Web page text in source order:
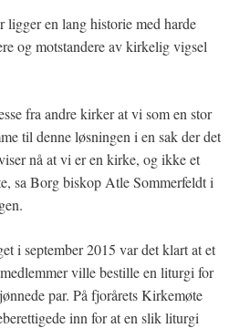
ligger en lang historie med harde
og motstandere av kirkelig vigsel
fra andre kirker at vi som en stor
til denne løsningen i en sak der det
nå at vi er en kirke, og ikke et
sa Borg biskop Atle Sommerfeldt i
i september 2015 var det klart at et
ville bestille en liturgi for
par. På fjorårets Kirkemøte
inn for at en slik liturgi